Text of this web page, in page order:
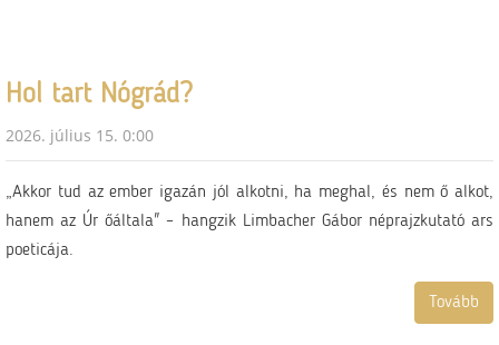
Hol tart Nógrád?
2026. július 15. 0:00
„Akkor tud az ember igazán jól alkotni, ha meghal, és nem ő alkot,
hanem az Úr őáltala" – hangzik Limbacher Gábor néprajzkutató ars
poeticája.
Tovább